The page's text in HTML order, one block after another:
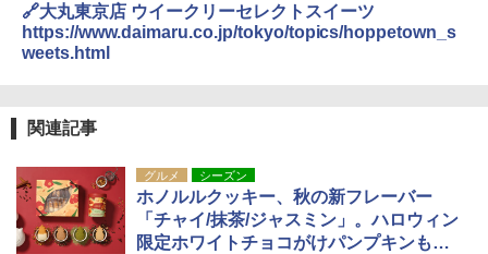
🔗大丸東京店 ウイークリーセレクトスイーツ
https://www.daimaru.co.jp/tokyo/topics/hoppetown_s
weets.html
関連記事
グルメ シーズン
ホノルルクッキー、秋の新フレーバー
「チャイ/抹茶/ジャスミン」。ハロウィン
限定ホワイトチョコがけパンプキンも再